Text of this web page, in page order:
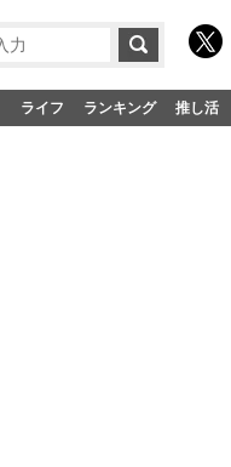
ライフ ランキング 推し活